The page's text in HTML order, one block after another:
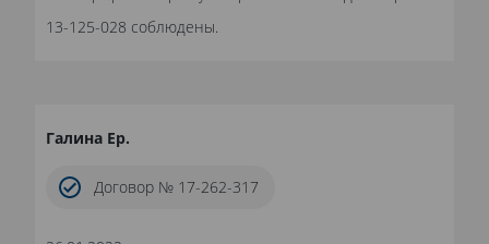
13-125-028 соблюдены.
Галина Ер.
Договор № 17-262-317